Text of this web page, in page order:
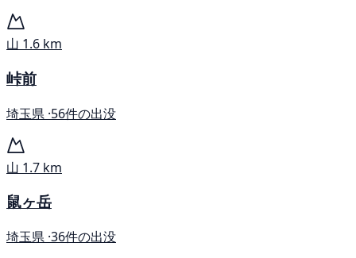
山 1.6 km
峠前
埼玉県 ·56件の出没
山 1.7 km
鼠ヶ岳
埼玉県 ·36件の出没